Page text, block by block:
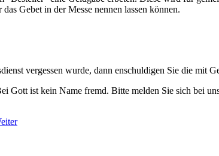
Gebet in der Messe nennen lassen können.
vergessen wurde, dann enschuldigen Sie die mit
Gott ist kein Name fremd. Bitte melden Sie sich bei